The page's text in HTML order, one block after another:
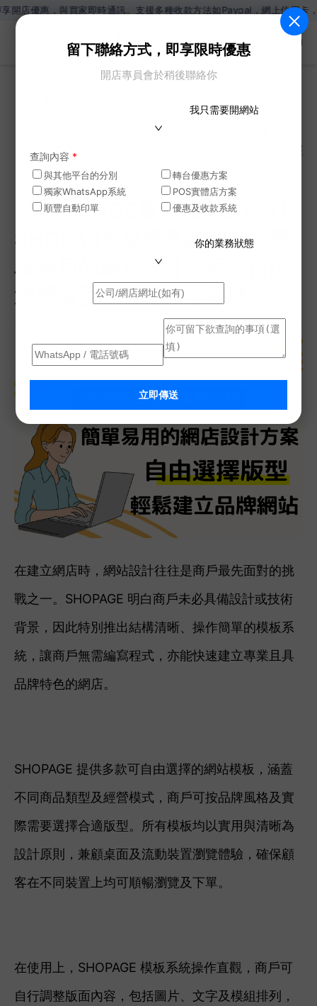
優惠，與買家即時通訊。支援多種收款方法如Paypal，網上信用卡，
ZH
留下聯絡方式，即享限時優惠
開店專員會於稍後聯絡你
我只需要開網站
查詢內容 *
與其他平台的分別
轉台優惠方案
獨家WhatsApp系統
POS實體店方案
順豐自動印單
優惠及收款系統
你的業務狀態
立即傳送
【SHOPAGE電商教室2026】SHOPAGE 模板系統
介紹：簡單易用的網店設計方案﹑自由選擇版型﹑輕
【SHOPAGE電商教室2026】
SHOPAGE 模板系統介紹：簡
單易用的網店設計方案﹑自由
選擇版型﹑輕鬆建立品牌
在建立網店時，網站設計往往是商戶最先面對的挑
戰之一。SHOPAGE 明白商戶未必具備設計或技術
背景，因此特別推出結構清晰、操作簡單的模板系
統，讓商戶無需編寫程式，亦能快速建立專業且具
品牌特色的網店。
SHOPAGE 提供多款可自由選擇的網站模板，涵蓋
不同商品類型及經營模式，商戶可按品牌風格及實
際需要選擇合適版型。所有模板均以實用與清晰為
設計原則，兼顧桌面及流動裝置瀏覽體驗，確保顧
客在不同裝置上均可順暢瀏覽及下單。
在使用上，SHOPAGE 模板系統操作直觀，商戶可
自行調整版面內容，包括圖片、文字及模組排列，